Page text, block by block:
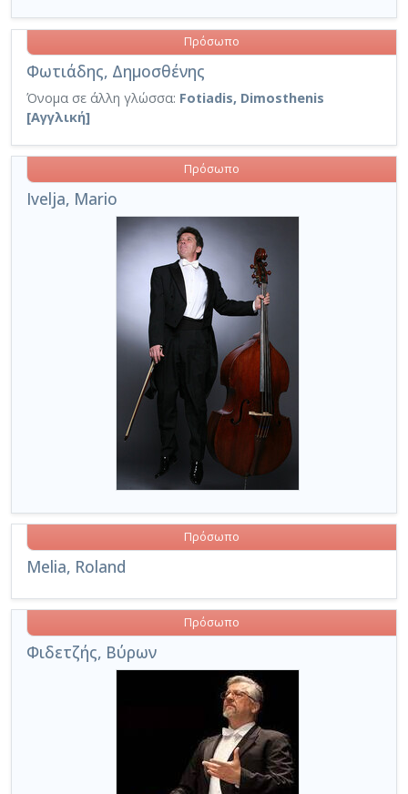
Φωτιάδης, Δημοσθένης
Πρόσωπο
Όνομα σε άλλη γλώσσα: Fotiadis, Dimosthenis
[Αγγλική]
Ivelja, Mario
Πρόσωπο
Melia, Roland
Πρόσωπο
Φιδετζής, Βύρων
Πρόσωπο